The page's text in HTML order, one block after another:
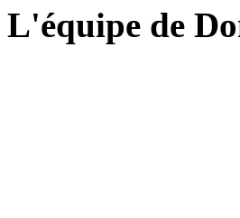
L'équipe de